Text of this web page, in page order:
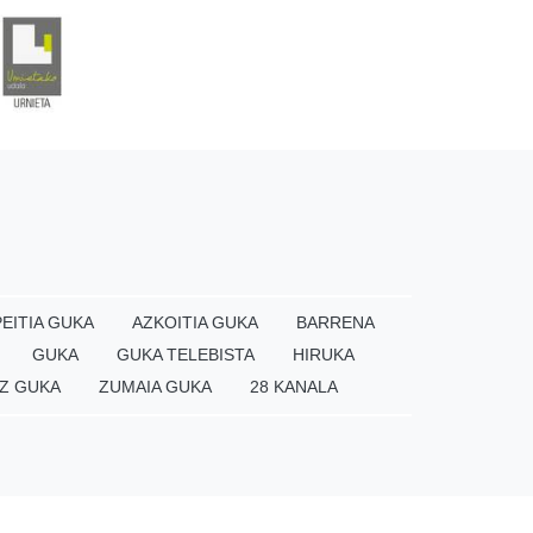
GUKA AZKOITIA GUKA
BARRENA
GUKA GUKA TELEBISTA
HIRUKA
GUKA ZUMAIA GUKA 28 KANALA